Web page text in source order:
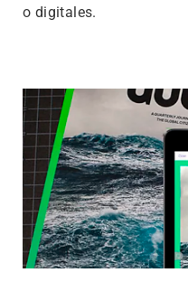
o digitales.